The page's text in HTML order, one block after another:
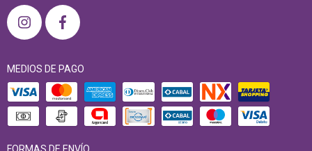
MEDIOS DE PAGO
FORMAS DE ENVÍO